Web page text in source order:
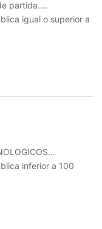
partida....
igual o superior a
inferior a 100